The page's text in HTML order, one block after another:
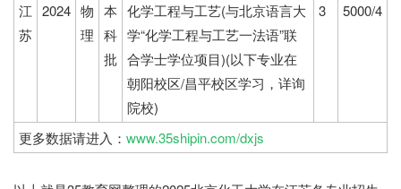
江
苏
2024 物
理
本
科
批
化学工程与工艺(与北京语言大
学“化学工程与工艺一法语”联
合学士学位项目)(以下专业在
朝阳校区/昌平校区学习，详询
院校)
3 5000/4
更多数据请进入： www.35shipin.com/dxjs